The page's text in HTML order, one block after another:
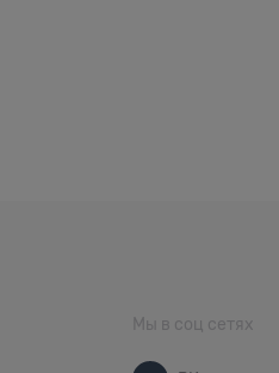
Мы в соц сетях